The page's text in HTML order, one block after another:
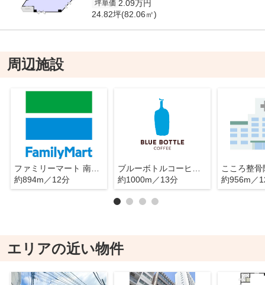
坪単価 2.09万円
24.82坪(82.06㎡)
周辺施設
ファミリーマート 南青山六丁目店
約894m／12分
ブルーボトルコーヒー 六本木カフェ
約1000m／13分
こころ整
約956m／
エリアの近い物件